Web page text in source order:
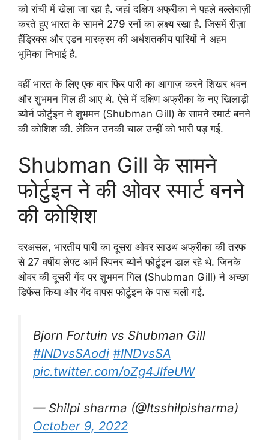
को रांची में खेला जा रहा है. जहां दक्षिण अफ्रीका ने पहले बल्लेबाज़ी
करते हुए भारत के सामने 279 रनों का लक्ष्य रखा है. जिसमें रीज़ा
हैंड्रिक्स और एडन मारक्रम की अर्धशतकीय पारियों ने अहम
भूमिका निभाई है.
वहीं भारत के लिए एक बार फिर पारी का आगाज़ करने शिखर धवन
और शुभमन गिल ही आए थे. ऐसे में दक्षिण अफ्रीका के नए खिलाड़ी
ब्योर्न फोर्टुइन ने शुभमन (Shubman Gill) के सामने स्मार्ट बनने
की कोशिश की. लेकिन उनकी चाल उन्हीं को भारी पड़ गई.
Shubman Gill के सामने
फोर्टुइन ने की ओवर स्मार्ट बनने
की कोशिश
दरअसल, भारतीय पारी का दूसरा ओवर साउथ अफ्रीका की तरफ
से 27 वर्षीय लेफ्ट आर्म स्पिनर ब्योर्न फोर्टुइन डाल रहे थे. जिनके
ओवर की दूसरी गेंद पर शुभमन गिल (Shubman Gill) ने अच्छा
डिफेंस किया और गेंद वापस फोर्टुइन के पास चली गई.
Bjorn Fortuin vs Shubman Gill
#INDvsSAodi #INDvsSA
pic.twitter.com/oZg4JlfeUW
— Shilpi sharma (@Itsshilpisharma)
October 9, 2022